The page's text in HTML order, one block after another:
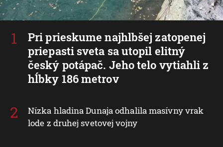
Pri prieskume najhlbšej zatopenej
priepasti sveta sa utopil elitný
český potápač. Jeho telo vytiahli z
hĺbky 186 metrov
Nízka hladina Dunaja odhalila masívny vrak
lode z druhej svetovej vojny